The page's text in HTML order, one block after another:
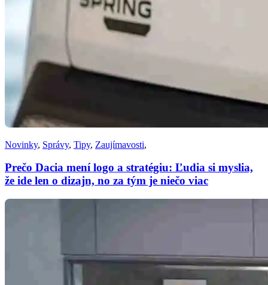
Novinky, Správy, Tipy, Zaujímavosti,
Prečo Dacia mení logo a stratégiu: Ľudia si myslia,
že ide len o dizajn, no za tým je niečo viac